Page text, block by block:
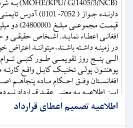
اطلاعیه تصمیم اعطای قرارداد